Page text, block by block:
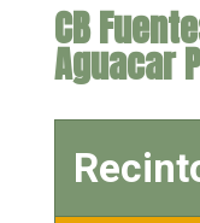
CB
Aguacar